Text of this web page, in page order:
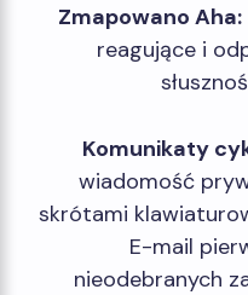
Zmapowano Aha:
reagujące i
Komunikaty
wiadomość
skrótami
E-mail
nieodebranych